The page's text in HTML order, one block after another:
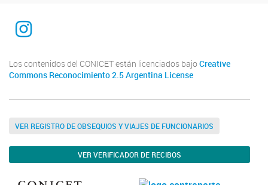
INTEQUI
Los contenidos del CONICET están licenciados bajo Creative
Commons Reconocimiento 2.5 Argentina License
VER REGISTRO DE OBSEQUIOS Y VIAJES DE FUNCIONARIOS
VER VERIFICADOR DE RECIBOS